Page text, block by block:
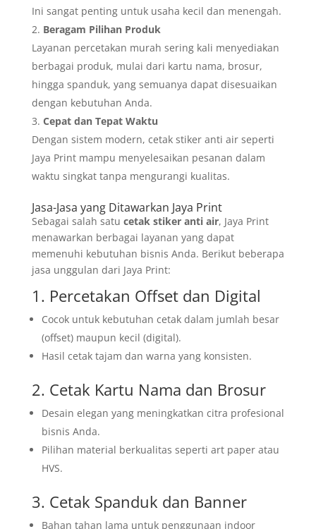
Ini sangat penting untuk usaha kecil dan menengah.
Beragam Pilihan Produk
Layanan percetakan murah sering kali menyediakan
berbagai produk, mulai dari kartu nama, brosur,
hingga spanduk, yang semuanya dapat disesuaikan
dengan kebutuhan Anda.
Cepat dan Tepat Waktu
Dengan sistem modern, cetak stiker anti air seperti
Jaya Print mampu menyelesaikan pesanan dalam
waktu singkat tanpa mengurangi kualitas.
Jasa-Jasa yang Ditawarkan Jaya Print
Sebagai salah satu cetak stiker anti air, Jaya Print
menawarkan berbagai layanan yang dapat
memenuhi kebutuhan bisnis Anda. Berikut beberapa
jasa unggulan dari Jaya Print:
1. Percetakan Offset dan Digital
Cocok untuk kebutuhan cetak dalam jumlah besar
(offset) maupun kecil (digital).
Hasil cetak tajam dan warna yang konsisten.
2. Cetak Kartu Nama dan Brosur
Desain elegan yang meningkatkan citra profesional
bisnis Anda.
Pilihan material berkualitas seperti art paper atau
HVS.
3. Cetak Spanduk dan Banner
Bahan tahan lama untuk penggunaan indoor